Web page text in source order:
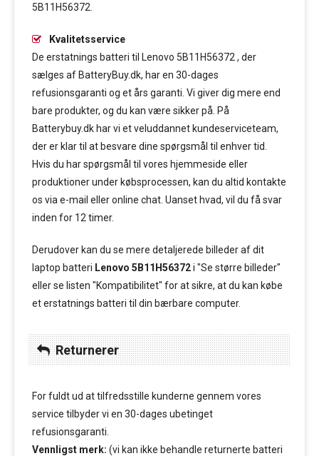
5B11H56372.
Kvalitetsservice
De erstatnings batteri til Lenovo 5B11H56372 , der
sælges af BatteryBuy.dk, har en 30-dages
refusionsgaranti og et års garanti. Vi giver dig mere end
bare produkter, og du kan være sikker på. På
Batterybuy.dk har vi et veluddannet kundeserviceteam,
der er klar til at besvare dine spørgsmål til enhver tid.
Hvis du har spørgsmål til vores hjemmeside eller
produktioner under købsprocessen, kan du altid kontakte
os via e-mail eller online chat. Uanset hvad, vil du få svar
inden for 12 timer.
Derudover kan du se mere detaljerede billeder af dit
laptop batteri Lenovo 5B11H56372i "Se større billeder"
eller se listen "Kompatibilitet" for at sikre, at du kan købe
et erstatnings batteri til din bærbare computer.
Returnerer
For fuldt ud at tilfredsstille kunderne gennem vores
service tilbyder vi en 30-dages ubetinget
refusionsgaranti.
Vennligst merk: (vi kan ikke behandle returnerte batteri